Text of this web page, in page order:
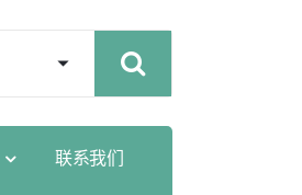
联系我们